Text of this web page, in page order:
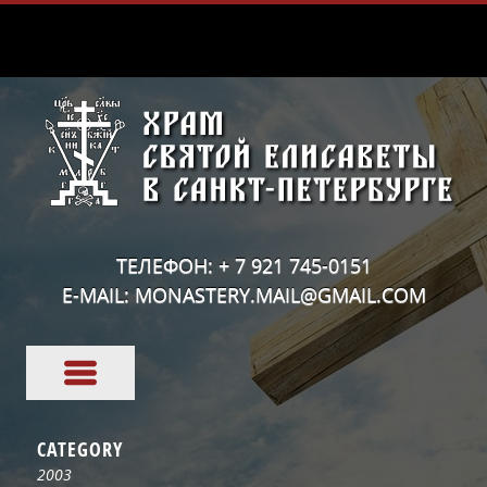
ТЕЛЕФОН: + 7 921 745-0151
E-MAIL: MONASTERY.MAIL@GMAIL.COM
CATEGORY
2003